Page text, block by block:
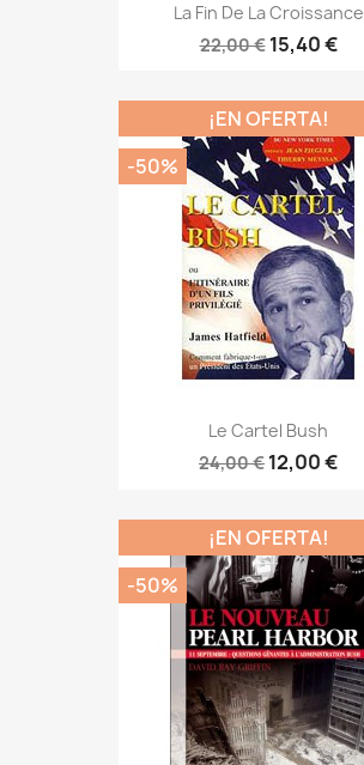
La Fin De La Croissance
22,00 € 15,40 €
Le Cartel Bush
24,00 € 12,00 €
¡EN OFERTA!
-50%
¡EN OFERTA!
-50%